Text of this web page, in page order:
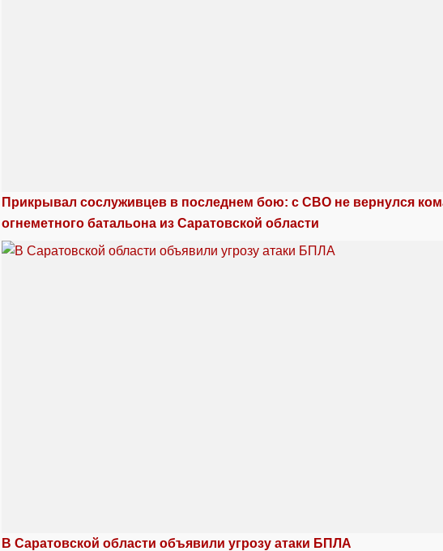
Прикрывал сослуживцев в последнем бою: с СВО не вернулся
огнеметного батальона из Саратовской области
В Саратовской области объявили угрозу атаки БПЛА